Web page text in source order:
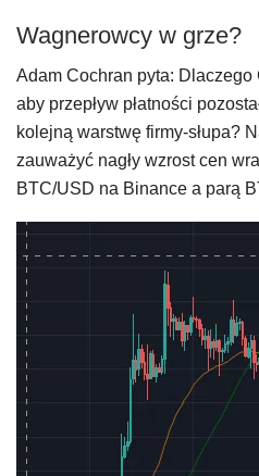
Wagnerowcy w grze?
Adam Cochran pyta: Dlaczego
aby przepływ płatności
kolejną warstwę firmy-słupa?
zauważyć nagły wzrost cen
BTC/USD na Binance a parą